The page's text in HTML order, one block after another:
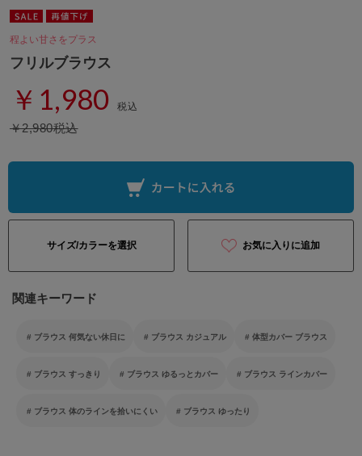
程よい甘さをプラス
フリルブラウス
￥1,980 税込
￥2,980税込
サイズ/カラーを選択 お気に入りに追加
関連キーワード
ブラウス 何気ない休日に ブラウス カジュアル 体型カバー ブラウス
ブラウス すっきり ブラウス ゆるっとカバー ブラウス ラインカバー
ブラウス 体のラインを拾いにくい ブラウス ゆったり